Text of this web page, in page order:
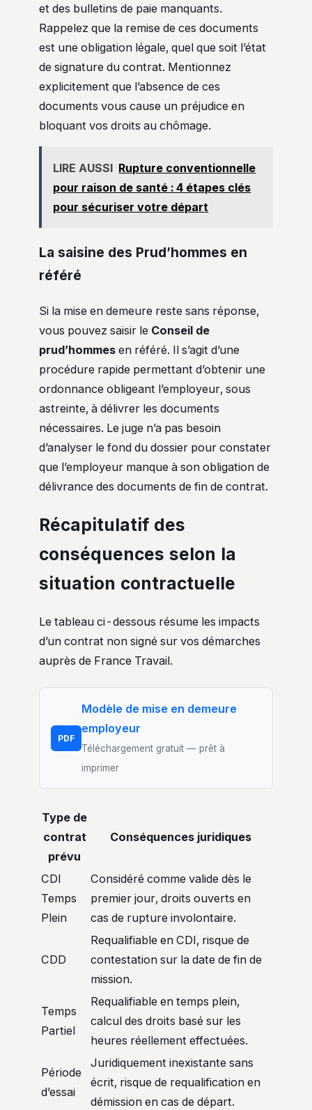
et des bulletins de paie manquants.
Rappelez que la remise de ces documents
est une obligation légale, quel que soit l’état
de signature du contrat. Mentionnez
explicitement que l’absence de ces
documents vous cause un préjudice en
bloquant vos droits au chômage.
LIRE AUSSI Rupture conventionnelle
pour raison de santé : 4 étapes clés
pour sécuriser votre départ
La saisine des Prud’hommes en
référé
Si la mise en demeure reste sans réponse,
vous pouvez saisir le Conseil de
prud’hommes en référé. Il s’agit d’une
procédure rapide permettant d’obtenir une
ordonnance obligeant l’employeur, sous
astreinte, à délivrer les documents
nécessaires. Le juge n’a pas besoin
d’analyser le fond du dossier pour constater
que l’employeur manque à son obligation de
délivrance des documents de fin de contrat.
Récapitulatif des
conséquences selon la
situation contractuelle
Le tableau ci-dessous résume les impacts
d’un contrat non signé sur vos démarches
auprès de France Travail.
PDF
Modèle de mise en demeure
employeur
Téléchargement gratuit — prêt à
imprimer
Type de
contrat
prévu
Conséquences juridiques
CDI
Temps
Plein
Considéré comme valide dès le
premier jour, droits ouverts en
cas de rupture involontaire.
CDD
Requalifiable en CDI, risque de
contestation sur la date de fin de
mission.
Temps
Partiel
Requalifiable en temps plein,
calcul des droits basé sur les
heures réellement effectuées.
Période
d’essai
Juridiquement inexistante sans
écrit, risque de requalification en
démission en cas de départ.